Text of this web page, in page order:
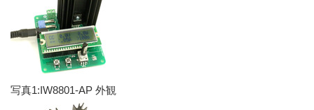
写真1:IW8801-AP 外観